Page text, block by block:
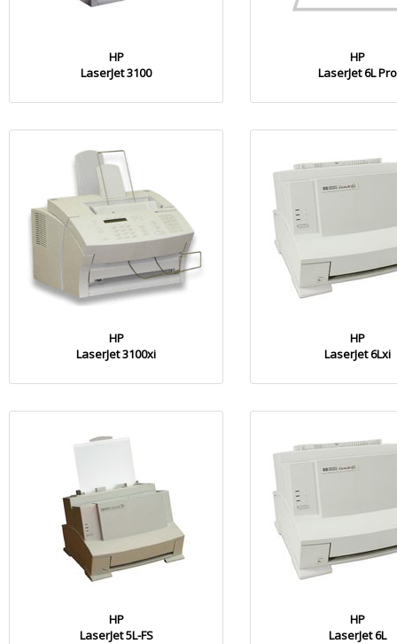
HP
LaserJet 3100
HP
LaserJet 6L Pro
HP
LaserJet 3100xi
HP
LaserJet 6Lxi
HP
LaserJet 5L-FS
HP
LaserJet 6L